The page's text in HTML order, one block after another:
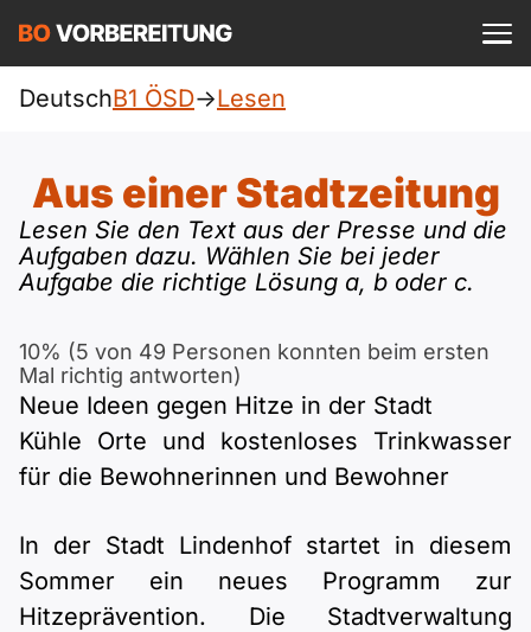
ÖSD
Allgemein
DTZ
telc
Goethe
Pflege (telc)
Deutsch
Englisch
Türkisch
Ukrainisch
Russisch
Polnisch
A1 Allgemein
A1 DTZ
A1 telc
A1 Goethe
A2
A2 Allgemein
A2 DTZ
A2 telc
A2 ÖIF
B1 Allgemein
B1 DTZ
B1 telc
B2
B2 Allgemein
B2 telc
Blog
Mehr Tools
Einloggen ist kostenlos?
DeutschB1 ÖSD->Lesen
Aus einer Stadtzeitung
Lesen Sie den Text aus der Presse und die
Aufgaben dazu. Wählen Sie bei jeder
Aufgabe die richtige Lösung a, b oder c.
10% (5 von 49 Personen konnten beim ersten
Mal richtig antworten)
Neue Ideen gegen Hitze in der Stadt
Kühle Orte und kostenloses Trinkwasser
für die Bewohnerinnen und Bewohner
In der Stadt Lindenhof startet in diesem
Sommer ein neues Programm zur
Hitzeprävention. Die Stadtverwaltung